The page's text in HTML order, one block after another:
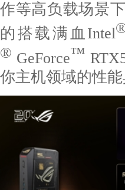
作等高负载场景
的搭载满血Intel
® GeForce™
你主机领域的性能